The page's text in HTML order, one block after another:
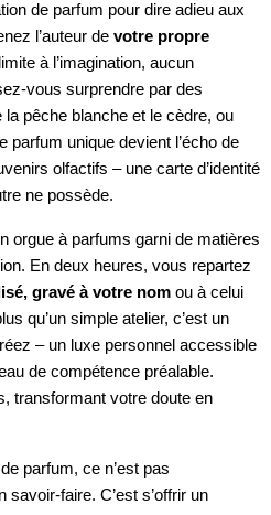
de parfum pour dire adieu aux
l’auteur de votre propre
à l’imagination, aucun
vous surprendre par des
pêche blanche et le cèdre, ou
parfum unique devient l’écho de
olfactifs – une carte d’identité
ne possède.
orgue à parfums garni de matières
En deux heures, vous repartez
gravé à votre nom ou à celui
qu’un simple atelier, c’est un
– un luxe personnel accessible
de compétence préalable.
transformant votre doute en
parfum, ce n’est pas
savoir-faire. C’est s’offrir un